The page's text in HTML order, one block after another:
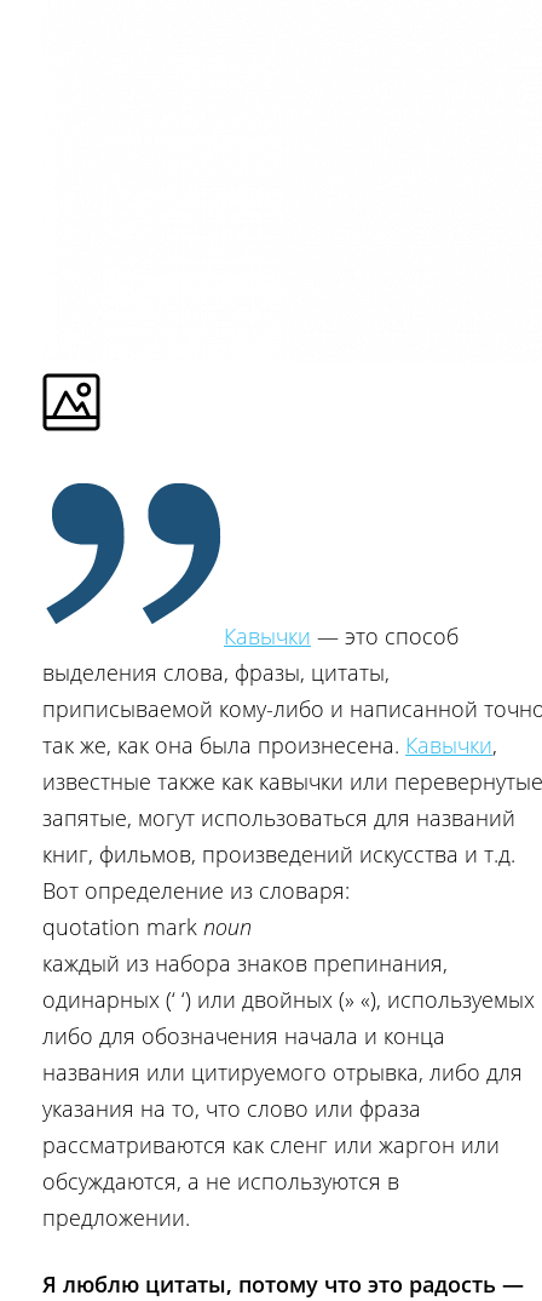
Кавычки — это способ
выделения слова, фразы, цитаты,
приписываемой кому-либо и написанной
так же, как она была произнесена. Кавычки,
известные также как кавычки или перевернутые
запятые, могут использоваться для названий
книг, фильмов, произведений искусства и т.д.
Вот определение из словаря:
quotation mark noun
каждый из набора знаков препинания,
одинарных (‘ ‘) или двойных (» «), используемых
либо для обозначения начала и конца
названия или цитируемого отрывка, либо для
указания на то, что слово или фраза
рассматриваются как сленг или жаргон или
обсуждаются, а не используются в
предложении.
Я люблю цитаты, потому что это радость —